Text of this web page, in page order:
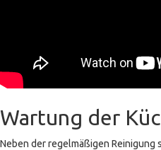
Wartung der
Neben der regelmäßigen Reinigung